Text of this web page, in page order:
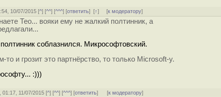
10/07/2015 [^] [^^] [^^^] [ответить][↑] [к модератору]
Тео... вояки ему не жалкий полтинник, а
соблазнился. Микрософтовский.
то и грозит это партнёрство, то только Microsoft-у.
:)))
01:17, 11/07/2015 [^] [^^] [^^^] [ответить] [к модератору]